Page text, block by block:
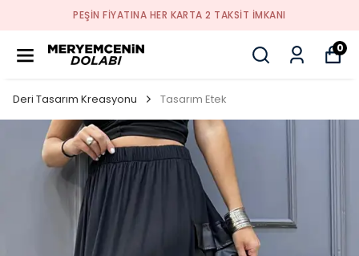
PEŞİN FİYATINA HER KARTA 2 TAKSİT İMKANI
0
Deri Tasarım Kreasyonu Tasarım Etek